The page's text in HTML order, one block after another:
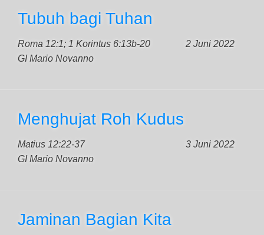
Tubuh bagi Tuhan
Roma 12:1; 1 Korintus 6:13b-20
2 Juni 2022
GI Mario Novanno
Menghujat Roh Kudus
Matius 12:22-37
3 Juni 2022
GI Mario Novanno
Jaminan Bagian Kita